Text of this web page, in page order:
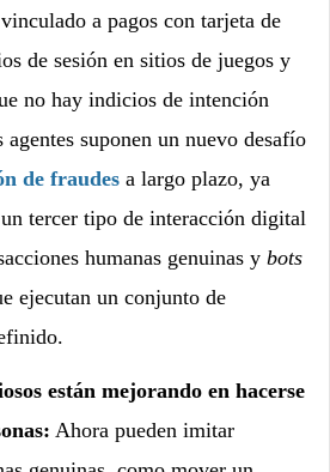
a pagos con tarjeta de
de sesión en sitios de juegos y
no hay indicios de intención
agentes suponen un nuevo desafío
de fraudes a largo plazo, ya
tercer tipo de interacción digital
humanas genuinas y bots
ejecutan un conjunto de
están mejorando en hacerse
Ahora pueden imitar